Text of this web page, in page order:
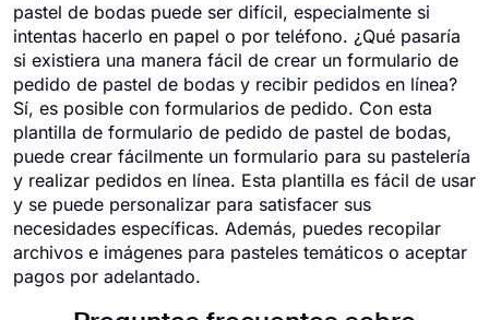
pastel de bodas puede ser difícil, especialmente si
intentas hacerlo en papel o por teléfono. ¿Qué pasaría
si existiera una manera fácil de crear un formulario de
pedido de pastel de bodas y recibir pedidos en línea?
Sí, es posible con formularios de pedido. Con esta
plantilla de formulario de pedido de pastel de bodas,
puede crear fácilmente un formulario para su pastelería
y realizar pedidos en línea. Esta plantilla es fácil de usar
y se puede personalizar para satisfacer sus
necesidades específicas. Además, puedes recopilar
archivos e imágenes para pasteles temáticos o aceptar
pagos por adelantado.